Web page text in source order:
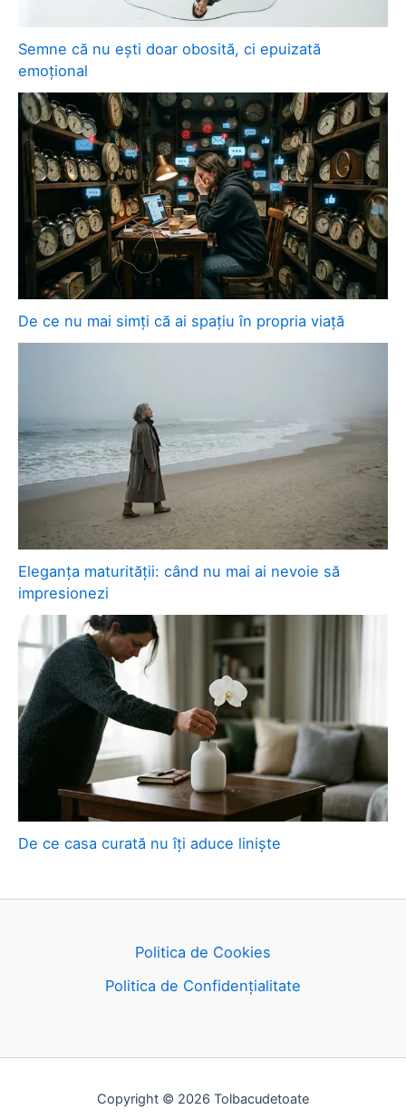
Semne că nu ești doar obosită, ci epuizată
emoțional
De ce nu mai simți că ai spațiu în propria viață
Eleganța maturității: când nu mai ai nevoie să
impresionezi
De ce casa curată nu îți aduce liniște
Politica de Cookies
Politica de Confidențialitate
Copyright © 2026 Tolbacudetoate